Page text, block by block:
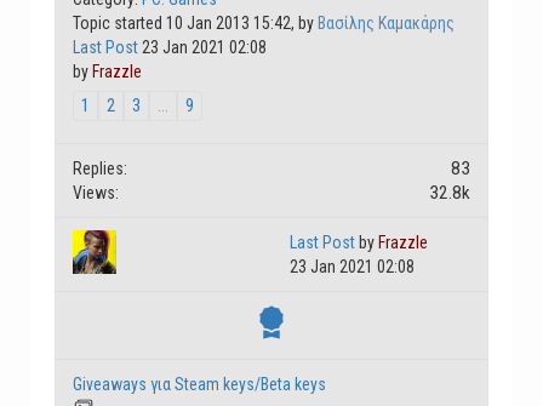
Topic started 10 Jan 2013 15:42, by Βασίλης Καμακάρης
Last Post 23 Jan 2021 02:08
by Frazzle
1 2 3 ... 9
Replies: 83
Views: 32.8k
Last Post by Frazzle
23 Jan 2021 02:08
Giveaways για Steam keys/Beta keys